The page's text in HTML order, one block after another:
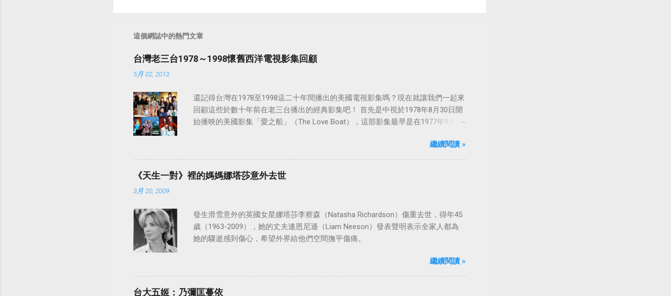
這個網誌中的熱門文章
台灣老三台1978～1998懷舊西洋電視影集回顧
5月 02, 2013
還記得台灣在1978至1998這二十年間播出的美國電視影集嗎？現在就讓我們一起來
回顧這些於數十年前在老三台播出的經典影集吧！ 首先是中視於1978年8月30日開
始播映的美國影集「愛之船」（The Love Boat），這部影集最早是在1977年9月24
繼續閱讀 »
《天生一對》裡的媽媽娜塔莎意外去世
3月 20, 2009
發生滑雪意外的英國女星娜塔莎李察森（Natasha Richardson）傷重去世，得年45
歲（1963-2009），她的丈夫連恩尼遜（Liam Neeson）發表聲明表示全家人都為
她的驟逝感到傷心，希望外界給他們空間撫平傷痛。
繼續閱讀 »
台大五姬：乃彌匡蔓依